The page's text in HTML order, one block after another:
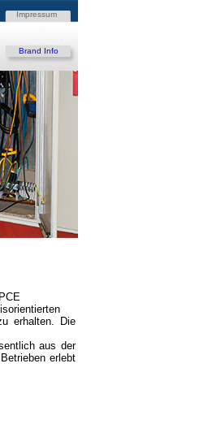
Impressum
Brand Info
erhalten. Die
aus der
erlebt